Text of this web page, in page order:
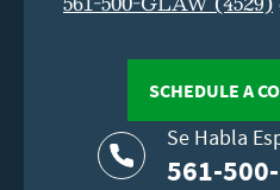
SCHEDULE A
Se Habla
561-